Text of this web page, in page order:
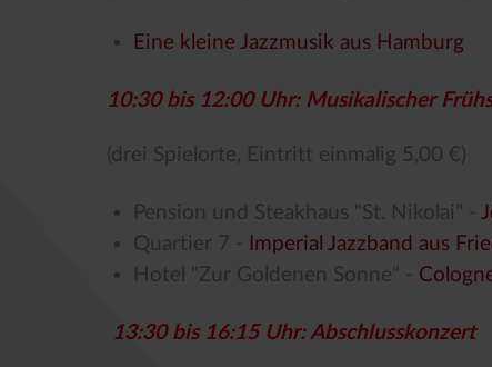
Eine kleine Jazzmusik aus Hamburg
10:30 bis 12:00 Uhr: Musikalischer
(drei Spielorte, Eintritt einmalig 5,00 €)
Pension und Steakhaus "St. Nikolai" -
Quartier 7 -
Imperial Jazzband aus
Hotel "Zur Goldenen Sonne" -
13:30 bis 16:15 Uhr: Abschlusskonzert